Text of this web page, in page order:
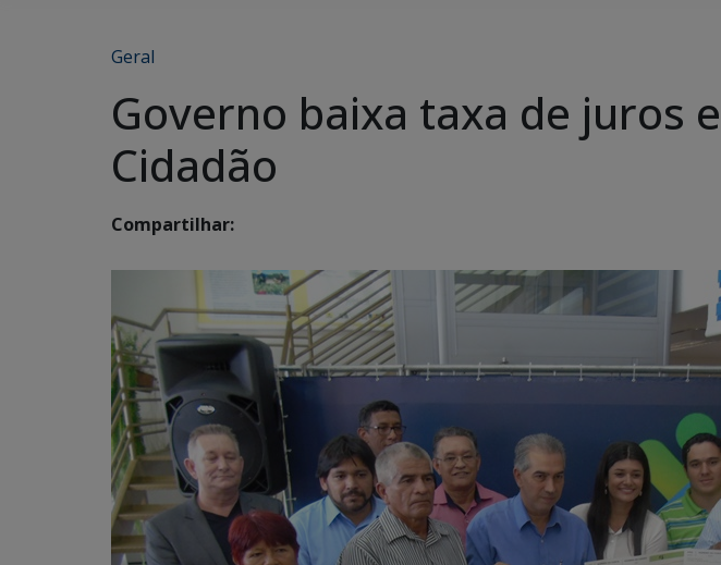
Geral
Governo baixa taxa de juros
Cidadão
Compartilhar: